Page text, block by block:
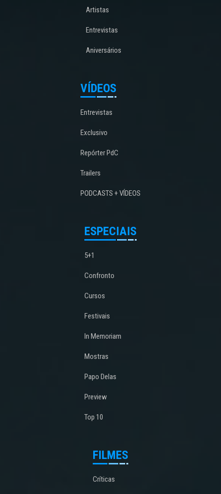
Artistas
Entrevistas
Aniversários
VÍDEOS
Entrevistas
Exclusivo
Repórter PdC
Trailers
PODCASTS + VÍDEOS
ESPECIAIS
5+1
Confronto
Cursos
Festivais
In Memoriam
Mostras
Papo Delas
Preview
Top 10
FILMES
Críticas